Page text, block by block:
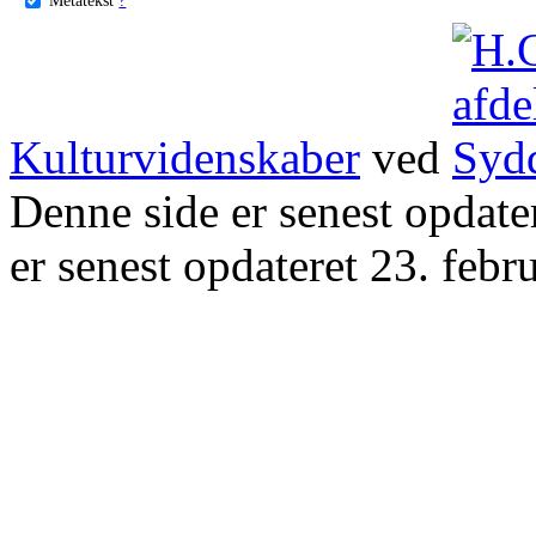
Kulturvidenskaber ved
Denne side er senest
er senest opdateret 23.